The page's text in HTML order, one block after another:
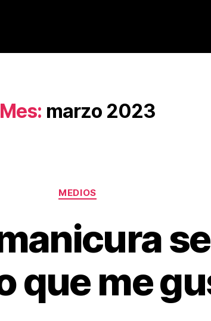
Mes: marzo 2023
MEDIOS
que me